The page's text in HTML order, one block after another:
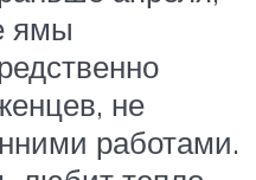
ямы
не
работами.